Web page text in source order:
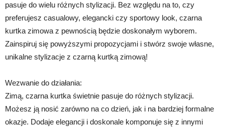
pasuje do wielu różnych stylizacji. Bez względu na to, czy
preferujesz casualowy, elegancki czy sportowy look, czarna
kurtka zimowa z pewnością będzie doskonałym wyborem.
Zainspiruj się powyższymi propozycjami i stwórz swoje własne,
unikalne stylizacje z czarną kurtką zimową!
Wezwanie do działania:
Zimą, czarna kurtka świetnie pasuje do różnych stylizacji.
Możesz ją nosić zarówno na co dzień, jak i na bardziej formalne
okazje. Dodaje elegancji i doskonale komponuje się z innymi